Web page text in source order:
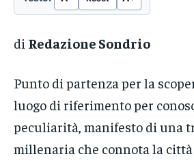
di Redazione Sondrio
Punto di partenza per la
luogo di riferimento per
peculiarità, manifesto di una
millenaria che connota la città